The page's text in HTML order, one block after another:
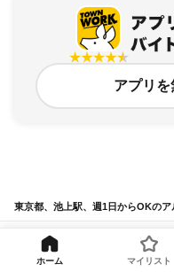
アプリ
東京都、池上駅、週1日からOKのア
求人の詳細を表示
ホーム マイリスト